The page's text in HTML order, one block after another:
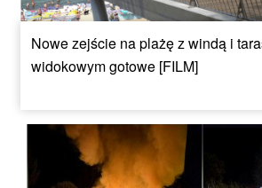
Nowe zejście na plażę z windą i
widokowym gotowe [FILM]